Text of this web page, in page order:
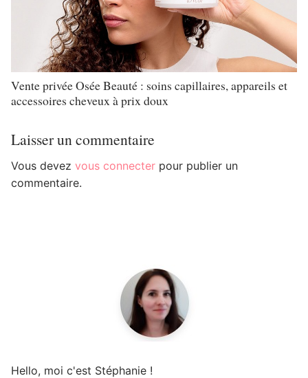
Vente privée Osée Beauté : soins capillaires, appareils et
accessoires cheveux à prix doux
Laisser un commentaire
Vous devez vous connecter pour publier un
commentaire.
Hello, moi c'est Stéphanie !